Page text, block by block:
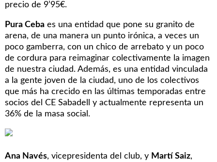
precio de 9’95€.
Pura Ceba es una entidad que pone su granito de
arena, de una manera un punto irónica, a veces un
poco gamberra, con un chico de arrebato y un poco
de cordura para reimaginar colectivamente la imagen
de nuestra ciudad. Además, es una entidad vinculada
a la gente joven de la ciudad, uno de los colectivos
que más ha crecido en las últimas temporadas entre
socios del CE Sabadell y actualmente representa un
36% de la masa social.
Ana Navés, vicepresidenta del club, y Martí Saiz,